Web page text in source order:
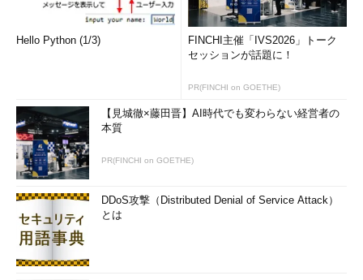
Hello Python (1/3)
FINCHI主催「IVS2026」トーク
セッションが話題に！
PR(FINCHI on GOETHE)
【見城徹×藤田晋】AI時代でも変わらない経営者の
本質
PR(FINCHI on GOETHE)
DDoS攻撃（Distributed Denial of Service Attack）
とは